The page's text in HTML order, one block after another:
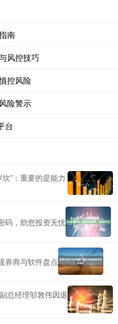
南
风控技巧
控风险
险警示
台
”：重要的是能力
码，助您投资无忧
券商与软件盘点
总经理邬敦伟因退